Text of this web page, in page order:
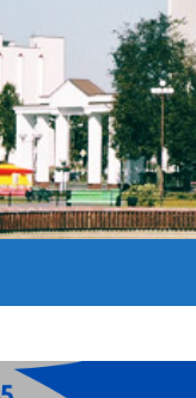
об
каравае